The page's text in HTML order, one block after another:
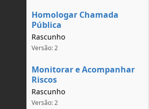
Homologar Chamada
Pública
Rascunho
Versão: 2
Monitorar e Acompanhar
Riscos
Rascunho
Versão: 2